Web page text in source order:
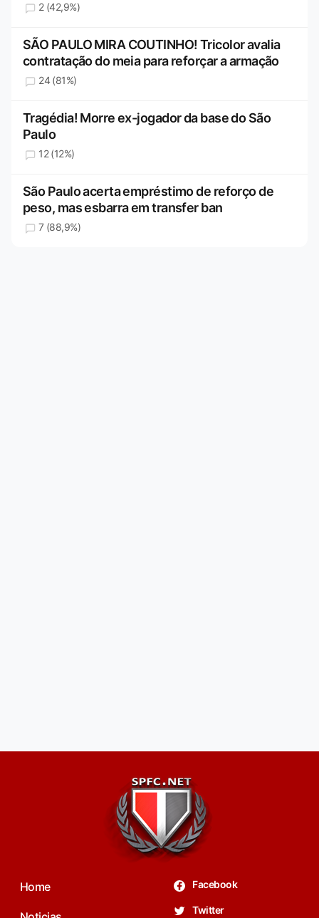
2 (42,9%)
SÃO PAULO MIRA COUTINHO! Tricolor avalia
contratação do meia para reforçar a armação
24 (81%)
Tragédia! Morre ex-jogador da base do São
Paulo
12 (12%)
São Paulo acerta empréstimo de reforço de
peso, mas esbarra em transfer ban
7 (88,9%)
Home Facebook
Twitter